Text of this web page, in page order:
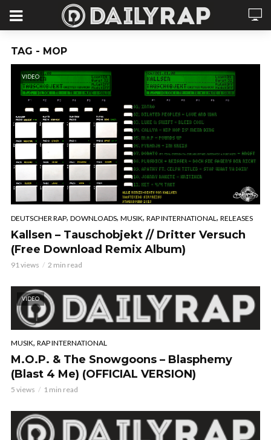
TAG - MOP
VIDEO
DEUTSCHER RAP, DOWNLOADS, MUSIK, RAP INTERNATIONAL , RELEASES
Kallsen – Tauschobjekt // Dritter Versuch
(Free Download Remix Album)
91 views 2 min read
VIDEO
MUSIK, RAP INTERNATIONAL
M.O.P. & The Snowgoons – Blasphemy
(Blast 4 Me) (OFFICIAL VERSION)
5 views 1 min read